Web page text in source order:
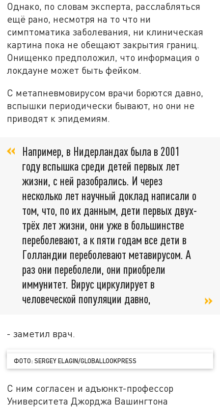
Однако, по словам эксперта, расслабляться
ещё рано, несмотря на то что ни
симптоматика заболевания, ни клиническая
картина пока не обещают закрытия границ.
Онищенко предположил, что информация о
локдауне может быть фейком.
С метапневмовирусом врачи борются давно,
вспышки периодически бывают, но они не
приводят к эпидемиям.
Например, в Нидерландах была в 2001
году вспышка среди детей первых лет
жизни, с ней разобрались. И через
несколько лет научный доклад написали о
том, что, по их данным, дети первых двух-
трёх лет жизни, они уже в большинстве
переболевают, а к пяти годам все дети в
Голландии переболевают метавирусом. А
раз они переболели, они приобрели
иммунитет. Вирус циркулирует в
человеческой популяции давно,
- заметил врач.
ФОТО: SERGEY ELAGIN/GLOBALLOOKPRESS
С ним согласен и адъюнкт-профессор
Университета Джорджа Вашингтона